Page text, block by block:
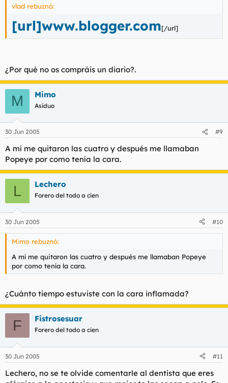
vlad rebuznó:
[url]www.blogger.com[/url]
¿Por qué no os compráis un diario?.
M Mimo
Asiduo
30 Jun 2005 #9
A mí me quitaron las cuatro y después me llamaban
Popeye por como tenía la cara.
L Lechero
Forero del todo a cien
30 Jun 2005 #10
Mimo rebuznó:
A mí me quitaron las cuatro y después me llamaban Popeye
por como tenía la cara.
¿Cuánto tiempo estuviste con la cara inflamada?
F Fistrosesuar
Forero del todo a cien
30 Jun 2005 #11
Lechero, no se te olvide comentarle al dentista que eres